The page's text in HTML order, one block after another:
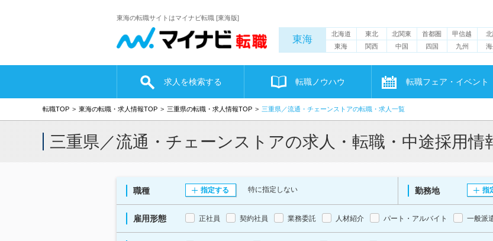
東海の転職サイトはマイナビ転職 [東海版]
東海 北海道 東北 北関東 首都圏 甲信越
東海
関西 中国 四国 九州
求人を検索する 転職ノウハウ 転職フェア・イベント
転職TOP 東海の転職・求人情報TOP 三重県の転職・求人情報TOP 三重県／流通・チェーンストアの転職・求人一覧
三重県／流通・チェーンストアの求人・転職・中途採用情
職種 指定する 特に指定しない 勤務地 指
雇用形態 正社員 契約社員 業務委託 人材紹介 パート・アルバイト 一般派